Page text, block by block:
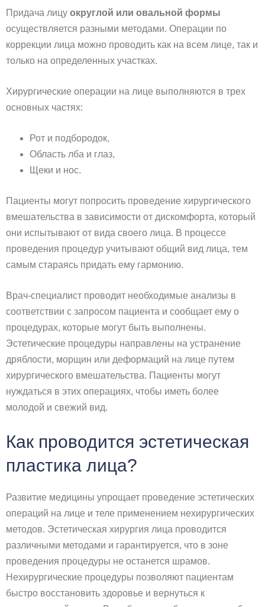
Придача лицу округлой или овальной формы
осуществляется разными методами. Операции по
коррекции лица можно проводить как на всем лице, так и
только на определенных участках.
Хирургические операции на лице выполняются в трех
основных частях:
Рот и подбородок,
Область лба и глаз,
Щеки и нос.
Пациенты могут попросить проведение хирургического
вмешательства в зависимости от дискомфорта, который
они испытывают от вида своего лица. В процессе
проведения процедур учитывают общий вид лица, тем
самым стараясь придать ему гармонию.
Врач-специалист проводит необходимые анализы в
соответствии с запросом пациента и сообщает ему о
процедурах, которые могут быть выполнены.
Эстетические процедуры направлены на устранение
дряблости, морщин или деформаций на лице путем
хирургического вмешательства. Пациенты могут
нуждаться в этих операциях, чтобы иметь более
молодой и свежий вид.
Как проводится эстетическая
пластика лица?
Развитие медицины упрощает проведение эстетических
операций на лице и теле применением нехирургических
методов. Эстетическая хирургия лица проводится
различными методами и гарантируется, что в зоне
проведения процедуры не останется шрамов.
Нехирургические процедуры позволяют пациентам
быстро восстановить здоровье и вернуться к